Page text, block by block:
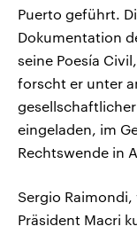
Puerto geführt.
Dokumentation
seine Poesía
forscht er unter
eingeladen, im
Rechtswende in
Sergio
Präsident Macri